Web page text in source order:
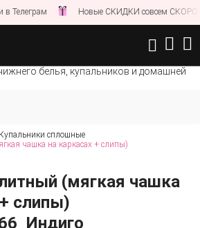
Новые СКИДКИ совсем СКОРО!
Купальники сплошные
чашка на каркасах + слипы)
(мягкая чашка
слипы)